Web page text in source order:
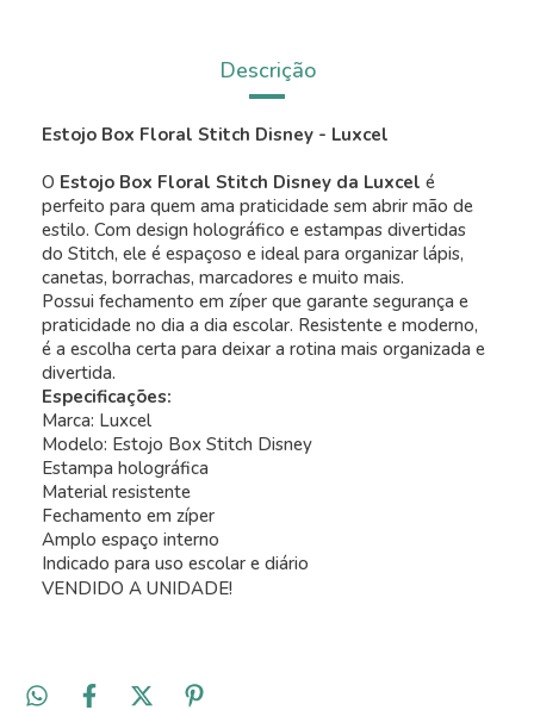
Descrição
Estojo Box Floral Stitch Disney - Luxcel
O Estojo Box Floral Stitch Disney da Luxcel é
perfeito para quem ama praticidade sem abrir mão de
estilo. Com design holográfico e estampas divertidas
do Stitch, ele é espaçoso e ideal para organizar lápis,
canetas, borrachas, marcadores e muito mais.
Possui fechamento em zíper que garante segurança e
praticidade no dia a dia escolar. Resistente e moderno,
é a escolha certa para deixar a rotina mais organizada e
divertida.
Especificações:
Marca: Luxcel
Modelo: Estojo Box Stitch Disney
Estampa holográfica
Material resistente
Fechamento em zíper
Amplo espaço interno
Indicado para uso escolar e diário
VENDIDO A UNIDADE!